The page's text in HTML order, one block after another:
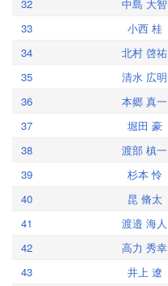
32
中島 大智
33
小西 桂
34
北村 啓祐
35
清水 広明
36
本郷 真一
37
堀田 豪
38
渡部 槙一
39
杉本 怜
40
昆 脩太
41
渡邉 海人
42
高力 秀幸
43
井上 遼